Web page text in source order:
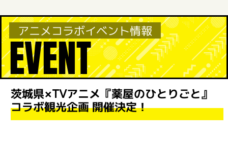
アニメコラボイベント情報
EVENT
茨城県×TVアニメ『薬屋のひとりごと』
コラボ観光企画 開催決定！